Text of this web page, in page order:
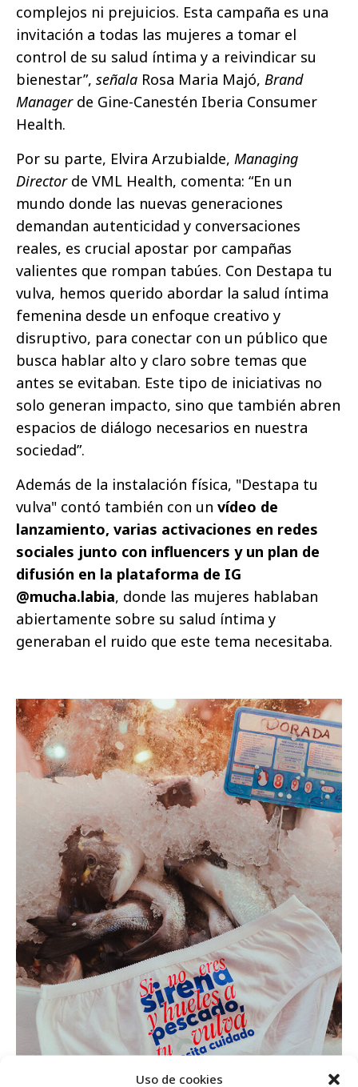
Uso de cookies
complejos ni prejuicios. Esta campaña es una
invitación a todas las mujeres a tomar el
control de su salud íntima y a reivindicar su
bienestar”, señala Rosa Maria Majó, Brand
Managerde Gine-Canestén Iberia Consumer
Health.
Por su parte, Elvira Arzubialde, Managing
Directorde VML Health, comenta: “En un
mundo donde las nuevas generaciones
demandan autenticidad y conversaciones
reales, es crucial apostar por campañas
valientes que rompan tabúes. Con Destapa tu
vulva, hemos querido abordar la salud íntima
femenina desde un enfoque creativo y
disruptivo, para conectar con un público que
busca hablar alto y claro sobre temas que
antes se evitaban. Este tipo de iniciativas no
solo generan impacto, sino que también abren
espacios de diálogo necesarios en nuestra
sociedad”.
Además de la instalación física, "Destapa tu
vulva" contó también con un vídeo de
lanzamiento, varias activaciones en redes
sociales junto con influencers y un plan de
difusión en la plataforma de IG
@mucha.labia, donde las mujeres hablaban
abiertamente sobre su salud íntima y
generaban el ruido que este tema necesitaba.